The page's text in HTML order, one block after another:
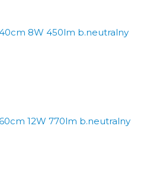
8W 450lm b.neutralny
12W 770lm b.neutralny